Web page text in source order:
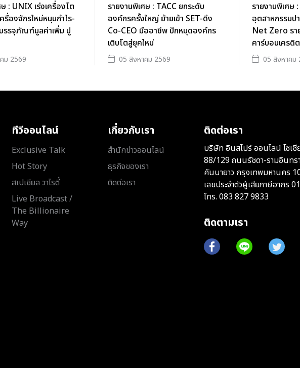
: UNIX เร่งเครื่องโต
รื่องจักรใหม่หนุนกำไร-
รรจุภัณฑ์มูลค่าเพิ่ม ปู
ม 2569
รายงานพิเศษ : TACC ยกระดับ
องค์กรครั้งใหญ่ ย้ายเข้า SET-ดึง
Co-CEO มืออาชีพ ปักหมุดองค์กร
เติบโตสู่ยุคใหม่
05 สิงหาคม 2569
รายงานพิเศษ
อุตสาหกรรมป
Net Zero รา
คาร์บอนเครดิ
05 สิงหาคม
ทีวีออนไลน์
Exclusive Talk
Hot Story
สเปเชียล วาไรตี้
Live Broadcast /
The Billionaire
Way
เกี่ยวกับเรา
สำนักข่าวออนไลน์
ธุรกิจของเรา
ติดต่อเรา
ติดต่อเรา
บริษัท อินสไปร์ ออนไลน์ โซเชี
88/129 ถนนรัชดา-รามอินทร
คันนายาว กรุงเทพมหานคร
เลขประจำตัวผู้เสียภาษีอากร
โทร. 083 827 9833
ติดตามเรา